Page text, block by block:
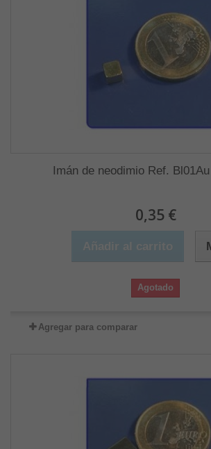
Imán de neodimio Ref.
0,35 €
Agotado
Agregar para comparar